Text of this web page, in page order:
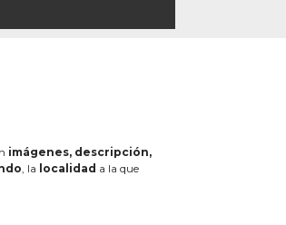
imágenes, descripción,
, la localidad a la que